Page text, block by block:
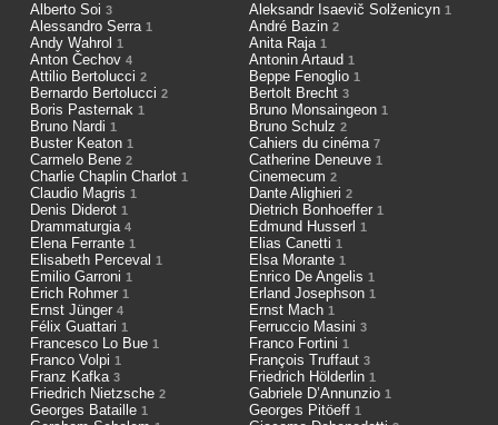
Alberto Soi 3 Aleksandr Isaevič Solženicyn 1
Alessandro Serra 1 André Bazin 2
Andy Wahrol 1 Anita Raja 1
Anton Čechov 4 Antonin Artaud 1
Attilio Bertolucci 2 Beppe Fenoglio 1
Bernardo Bertolucci 2 Bertolt Brecht 3
Boris Pasternak 1 Bruno Monsaingeon 1
Bruno Nardi 1 Bruno Schulz 2
Buster Keaton 1 Cahiers du cinéma 7
Carmelo Bene 2 Catherine Deneuve 1
Charlie Chaplin Charlot 1 Cinemecum 2
Claudio Magris 1 Dante Alighieri 2
Denis Diderot 1 Dietrich Bonhoeffer 1
Drammaturgia 4 Edmund Husserl 1
Elena Ferrante 1 Elias Canetti 1
Elisabeth Perceval 1 Elsa Morante 1
Emilio Garroni 1 Enrico De Angelis 1
Erich Rohmer 1 Erland Josephson 1
Ernst Jünger 4 Ernst Mach 1
Félix Guattari 1 Ferruccio Masini 3
Francesco Lo Bue 1 Franco Fortini 1
Franco Volpi 1 François Truffaut 3
Franz Kafka 3 Friedrich Hölderlin 1
Friedrich Nietzsche 2 Gabriele D’Annunzio 1
Georges Bataille 1 Georges Pitöeff 1